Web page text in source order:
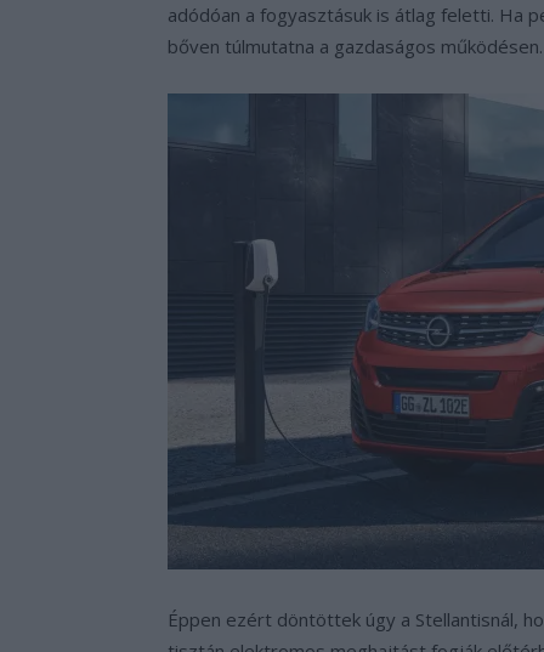
adódóan a fogyasztásuk is átlag feletti. Ha
bőven túlmutatna a gazdaságos működésen.
Éppen ezért döntöttek úgy a Stellantisnál,